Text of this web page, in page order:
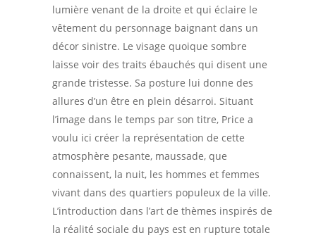
lumière venant de la droite et qui éclaire le
vêtement du personnage baignant dans un
décor sinistre. Le visage quoique sombre
laisse voir des traits ébauchés qui disent une
grande tristesse. Sa posture lui donne des
allures d’un être en plein désarroi. Situant
l’image dans le temps par son titre, Price a
voulu ici créer la représentation de cette
atmosphère pesante, maussade, que
connaissent, la nuit, les hommes et femmes
vivant dans des quartiers populeux de la ville.
L’introduction dans l’art de thèmes inspirés de
la réalité sociale du pays est en rupture totale